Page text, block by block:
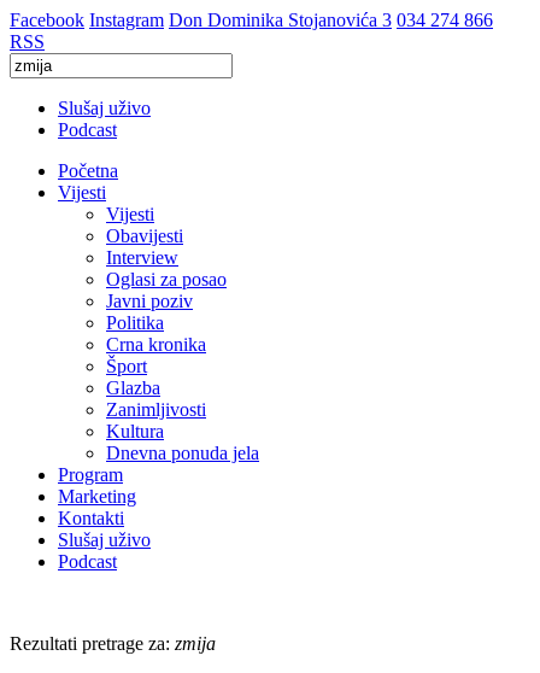
Facebook Instagram Don Dominika Stojanovića 3 034 274 866
RSS
Slušaj uživo
Podcast
Početna
Vijesti
Vijesti
Obavijesti
Interview
Oglasi za posao
Javni poziv
Politika
Crna kronika
Šport
Glazba
Zanimljivosti
Kultura
Dnevna ponuda jela
Program
Marketing
Kontakti
Slušaj uživo
Podcast
Rezultati pretrage za: zmija